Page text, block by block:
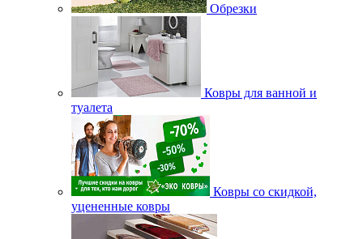
Обрезки
Ковры для ванной и
туалета
Ковры со скидкой,
уцененные ковры